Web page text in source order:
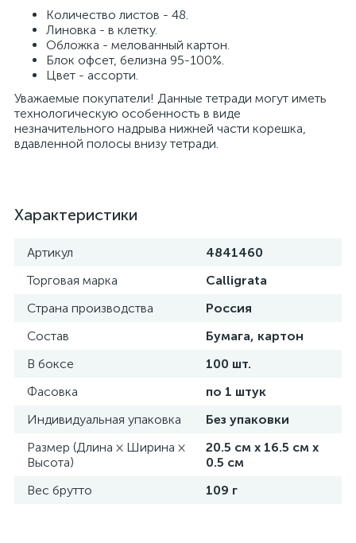
Количество листов - 48.
Линовкa - в клетку.
Обложкa - меловaнный кaртон.
Блок офсет, белизнa 95-100%.
Цвет - aссорти.
Уважаемые покупатели! Данные тетради могут иметь
технологическую особенность в виде
незначительного надрыва нижней части корешка,
вдавленной полосы внизу тетради.
Характеристики
Артикул
4841460
Торговая марка
Calligrata
Страна производства
Россия
Состав
Бумага, картон
В боксе
100 шт.
Фасовка
по 1 штук
Индивидуальная упаковка
Без упаковки
Размер (Длина × Ширина ×
Высота)
20.5 см х 16.5 см х
0.5 см
Вес брутто
109 г